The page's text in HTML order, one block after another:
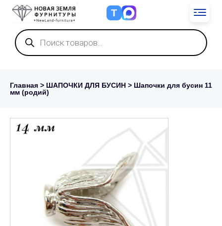
Т
Поиск
товаров
Главная > ШАПОЧКИ ДЛЯ БУСИН > Шапочки для бусин 11
мм (родий)